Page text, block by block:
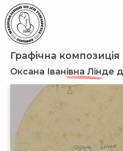
Графічна композиція
Оксана Іванівна Лінде